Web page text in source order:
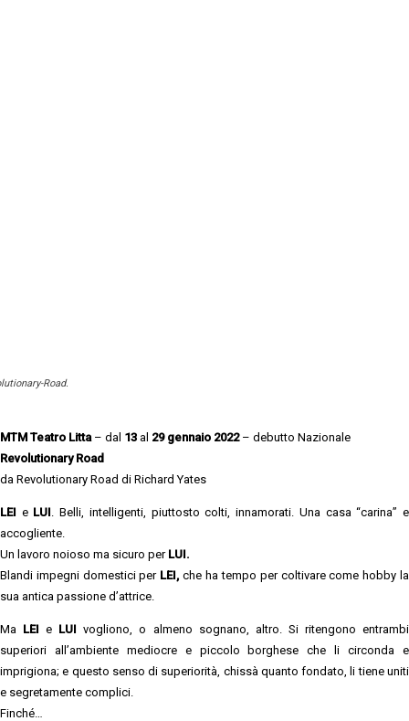
Road.
MTM Teatro Litta – dal 13 al 29 gennaio 2022– debutto Nazionale
Revolutionary Road
da Revolutionary Road di Richard Yates
LEI eLUI . Belli, intelligenti, piuttosto colti, innamorati. Una casa “carina” e
accogliente.
Un lavoro noioso ma sicuro per LUI.
Blandi impegni domestici per LEI, che ha tempo per coltivare come hobby la
sua antica passione d’attrice.
Ma LEI e LUI vogliono, o almeno sognano, altro. Si ritengono entrambi
superiori all’ambiente mediocre e piccolo borghese che li circonda e
imprigiona; e questo senso di superiorità, chissà quanto fondato, li tiene uniti
e segretamente complici.
Finché…